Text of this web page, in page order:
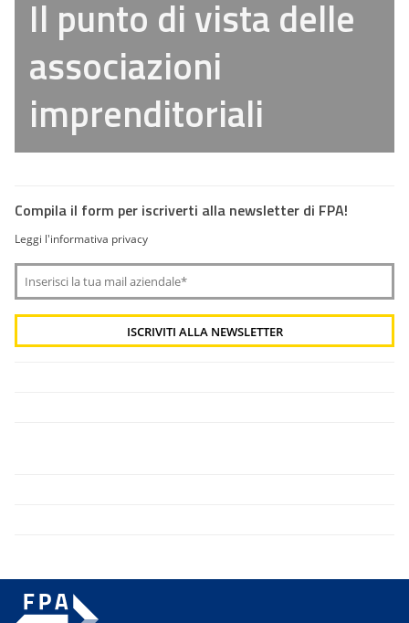
Il punto di vista delle
associazioni
imprenditoriali
Compila il form per iscriverti alla newsletter di FPA!
Leggi l'informativa privacy